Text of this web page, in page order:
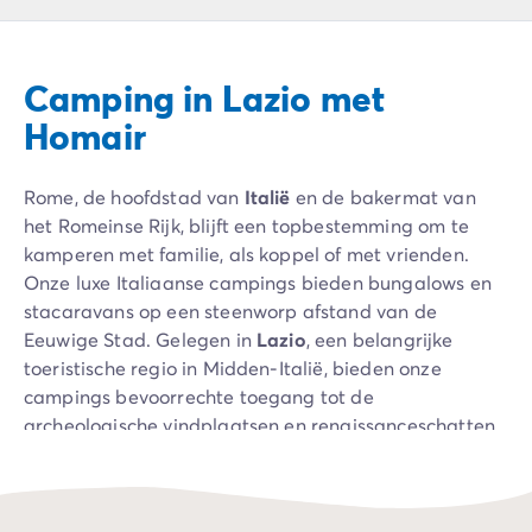
Camping Annecy
Camping Italië
Camping Emilia Romagna
Camping Rome
Camping Lombardije
Camping Gardameer
Camping Peschiera Del Garda
Camping Lago Maggiore
Camping Puglia
Camping Sardinië
Camping Toscane
Camping Florence
Camping Venetië
Camping in Lazio met
Homair
Rome, de hoofdstad van Italië en de bakermat van
het Romeinse Rijk, blijft een topbestemming om te
kamperen met familie, als koppel of met vrienden.
Onze luxe Italiaanse campings bieden bungalows en
stacaravans op een steenworp afstand van de
Eeuwige Stad. Gelegen in Lazio, een belangrijke
toeristische regio in Midden-Italië, bieden onze
campings bevoorrechte toegang tot de
archeologische vindplaatsen en renaissanceschatten
plaatsen in de regio, zoals de oude haven van Ostia,
de badplaats Fiumicino en de glooiende